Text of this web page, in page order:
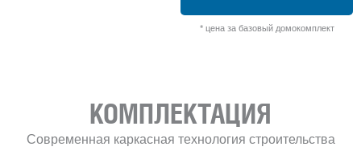
* цена за базовый домокомплект
КОМПЛЕКТАЦИЯ
Современная каркасная технология строительства